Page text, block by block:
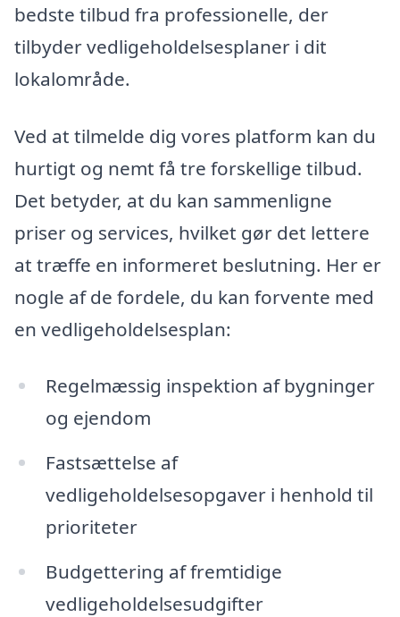
bedste tilbud fra professionelle, der
tilbyder vedligeholdelsesplaner i dit
lokalområde.
Ved at tilmelde dig vores platform kan du
hurtigt og nemt få tre forskellige tilbud.
Det betyder, at du kan sammenligne
priser og services, hvilket gør det lettere
at træffe en informeret beslutning. Her er
nogle af de fordele, du kan forvente med
en vedligeholdelsesplan:
Regelmæssig inspektion af bygninger
og ejendom
Fastsættelse af
vedligeholdelsesopgaver i henhold til
prioriteter
Budgettering af fremtidige
vedligeholdelsesudgifter